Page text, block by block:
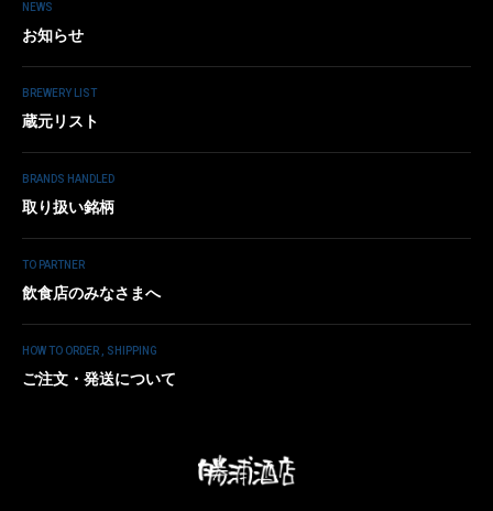
NEWS
お知らせ
BREWERY LIST
蔵元リスト
BRANDS HANDLED
取り扱い銘柄
TO PARTNER
飲食店のみなさまへ
HOW TO ORDER , SHIPPING
ご注文・発送について